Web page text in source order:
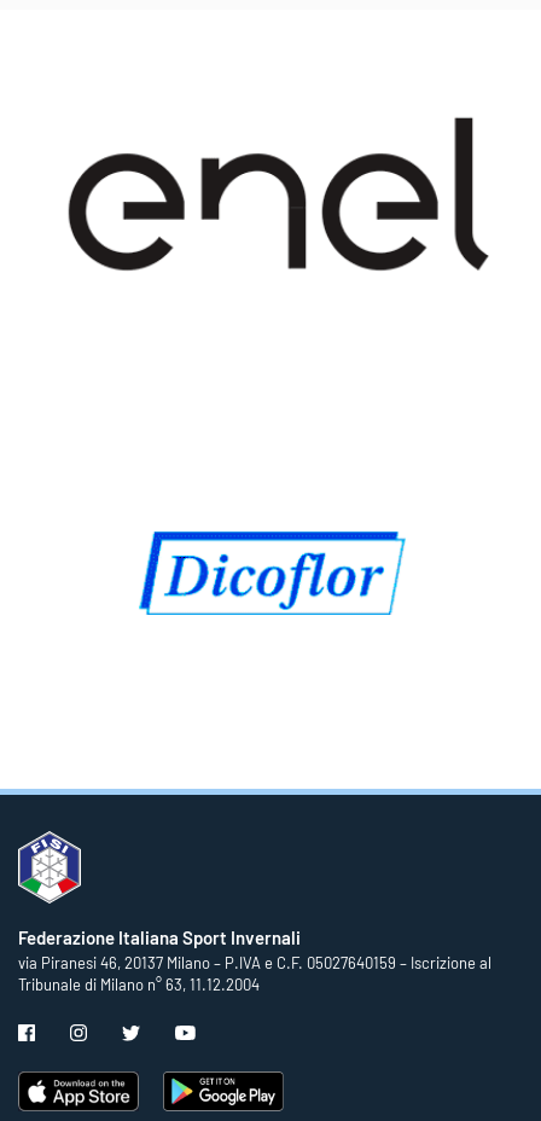
Federazione Italiana Sport Invernali
via Piranesi 46, 20137 Milano – P.IVA e C.F. 05027640159 – Iscrizione al
Tribunale di Milano n° 63, 11.12.2004